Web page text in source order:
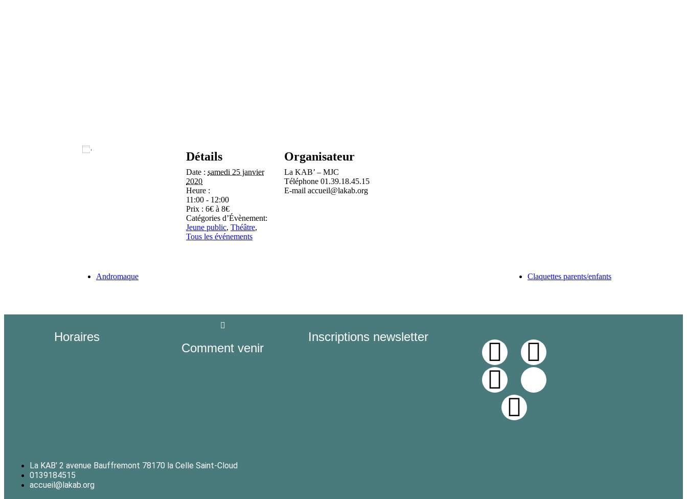
Détails
Date : samedi 25 janvier
2020
Heure :
11:00 - 12:00
Prix : 6€ à 8€
Catégories d’Évènement:
Jeune public, Théâtre,
Tous les événements
Organisateur
La KAB’ – MJC
Téléphone 01.39.18.45.15
E-mail accueil@lakab.org
Andromaque Claquettes parents/enfants
Horaires
Comment venir
Inscriptions newsletter
La KAB' 2 avenue Bauffremont 78170 la Celle Saint-Cloud
0139184515
accueil@lakab.org